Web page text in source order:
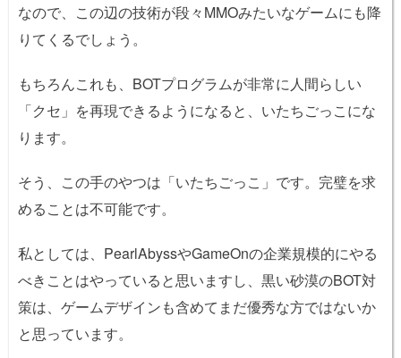
なので、この辺の技術が段々MMOみたいなゲームにも降
りてくるでしょう。
もちろんこれも、BOTプログラムが非常に人間らしい
「クセ」を再現できるようになると、いたちごっこにな
ります。
そう、この手のやつは「いたちごっこ」です。完璧を求
めることは不可能です。
私としては、PearlAbyssやGameOnの企業規模的にやる
べきことはやっていると思いますし、黒い砂漠のBOT対
策は、ゲームデザインも含めてまだ優秀な方ではないか
と思っています。